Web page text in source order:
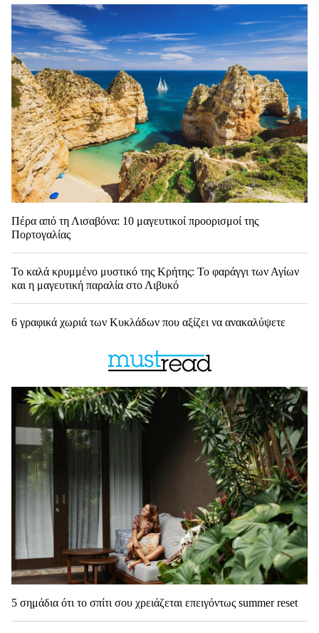
Πέρα από τη Λισαβόνα: 10 μαγευτικοί προορισμοί της
Πορτογαλίας
Το καλά κρυμμένο μυστικό της Κρήτης: Το φαράγγι των Αγίων
και η μαγευτική παραλία στο Λιβυκό
6 γραφικά χωριά των Κυκλάδων που αξίζει να ανακαλύψετε
5 σημάδια ότι το σπίτι σου χρειάζεται επειγόντως summer reset